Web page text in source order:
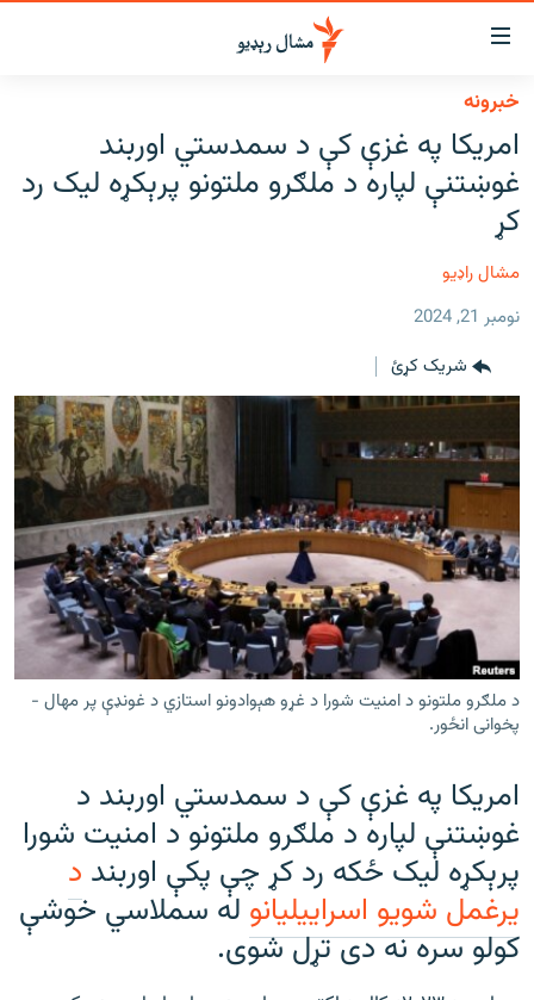
د
لاسرسي
ځای
عمومي
پاڼې
موضوع
ته
عمومي
کورپاڼې
ته
شئ
لټون
ورشئ
لنډ خبرونه
پښتونخوا او قبایل
نړۍ
انځور او ویډیو
اوونیزې خپرونې
۱۴ ساعته راډیويي خپرونې
Gandhara
موږ وڅارئ
د ازادې اروپا راډیو ټولې ووبپاڼې
خبرونه
امریکا په غزې کې د سمدستي اوربند
غوښتنې لپاره د ملګرو ملتونو پرېکړه لیک رد
کړ
مشال راډیو
نومبر 21, 2024
شریک کړئ
د ملګرو ملتونو د امنیت شورا د غړو هېوادونو استازي د غونډې پر مهال -
پخوانی انځور.
امریکا په غزې کې د سمدستي اوربند د
غوښتنې لپاره د ملګرو ملتونو د امنیت شورا
پرېکړه لیک ځکه رد کړ چې پکې اوربند د
یرغمل شویو اسراییلیانو له سملاسي خوشې
کولو سره نه دی تړل شوی.